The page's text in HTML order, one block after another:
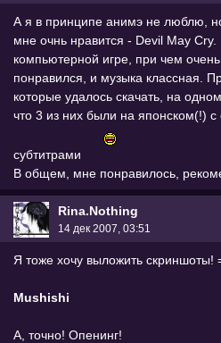
А я в принципе анимэ не люблю,
мне очнь нравится - Devil May
компьютерной игре, при чем
понравился, и музыка классная.
которые удалось скачать, на
что 3 из них были на японском(!)
субтитрами
В общем, мне понравилось,
Rina.Nothing
14 дек 2007, 03:51
Я тоже хочу выложить скриншоты!
Mushishi
А, точно! Опенинг!